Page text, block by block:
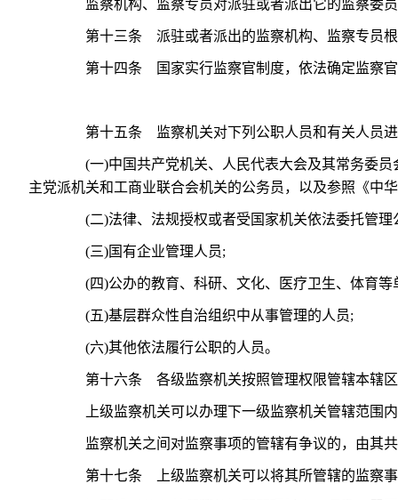
监察机构、监察专员对派驻或者派出它的监察委
第十三条 派驻或者派出的监察机构、监察专员根
第十四条 国家实行监察官制度，依法确定监察官
第十五条 监察机关对下列公职人员和有关人员进
(一)中国共产党机关、人民代表大会及其常务委员
主党派机关和工商业联合会机关的公务员，以及参照《中
(二)法律、法规授权或者受国家机关依法委托管理
(三)国有企业管理人员;
(四)公办的教育、科研、文化、医疗卫生、体育等
(五)基层群众性自治组织中从事管理的人员;
(六)其他依法履行公职的人员。
第十六条 各级监察机关按照管理权限管辖本辖区
上级监察机关可以办理下一级监察机关管辖范围内
监察机关之间对监察事项的管辖有争议的，由其共
第十七条 上级监察机关可以将其所管辖的监察事